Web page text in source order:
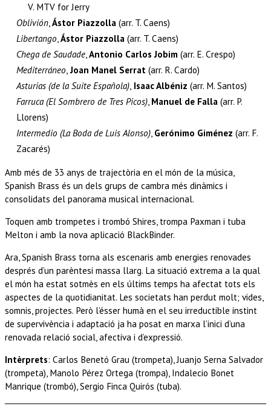
V. MTV for Jerry
Oblivión ,Ástor Piazzolla (arr. T. Caens)
Libertango ,Ástor Piazzolla (arr. T. Caens)
Chega de Saudade ,Antonio Carlos Jobim (arr. E. Crespo)
Mediterráneo Joan Manel Serrat (arr. R. Cardo)
Asturias (de la Suite Española) Isaac Albéniz (arr. M. Santos)
Farruca (El Sombrero de Tres Picos) Manuel de Falla (arr. P.
Llorens)
Intermedio (La Boda de Luis Alonso) Gerónimo Giménez (arr. F.
Zacarés)
Amb més de 33 anys de trajectòria en el món de la música,
Spanish Brass és un dels grups de cambra més dinàmics i
consolidats del panorama musical internacional.
Toquen amb trompetes i trombó Shires, trompa Paxman i tuba
Melton i amb la nova aplicació BlackBinder.
Ara, Spanish Brass torna als escenaris amb energies renovades
després d’un parèntesi massa llarg. La situació extrema a la qual
el món ha estat sotmès en els últims temps ha afectat tots els
aspectes de la quotidianitat. Les societats han perdut molt; vides,
somnis, projectes. Però l’ésser humà en el seu irreductible instint
de supervivència i adaptació ja ha posat en marxa l’inici d’una
renovada relació social, afectiva i d’expressió.
Intèrprets: Carlos Benetó Grau (trompeta), Juanjo Serna Salvador
(trompeta), Manolo Pérez Ortega (trompa), Indalecio Bonet
Manrique (trombó), Sergio Finca Quirós (tuba).